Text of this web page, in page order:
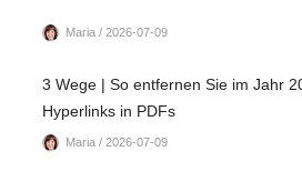
Maria / 2026-07-09
3 Wege | So entfernen Sie im Jahr
Hyperlinks in PDFs
Maria / 2026-07-09